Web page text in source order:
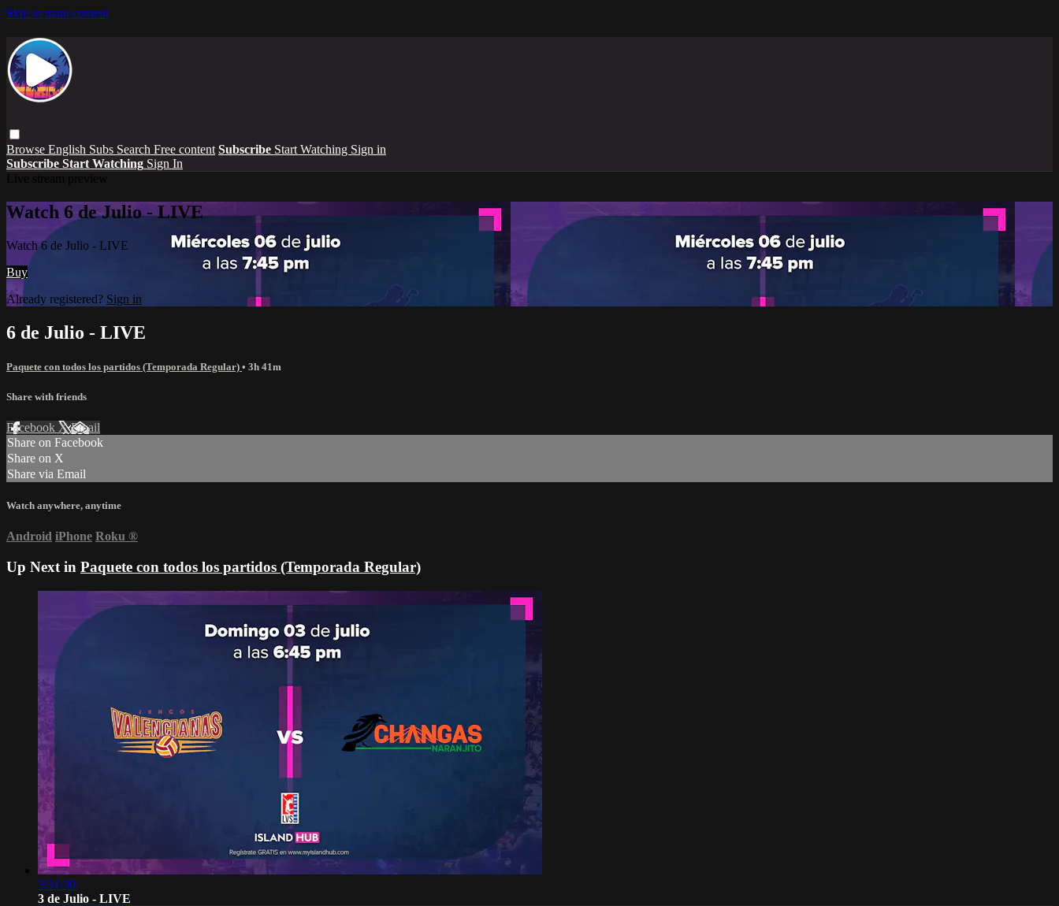
Skip to main content
Browse English Subs Search Free content Subscribe Start Watching Sign in
Subscribe Start Watching Sign In
Watch 6 de Julio - LIVE
Watch 6 de Julio - LIVE
Buy
Already registered? Sign in
6 de Julio - LIVE
Paquete con todos los partidos (Temporada Regular) • 3h 41m
Share with friends
Facebook XEmail
Share on Facebook
Share on X
Share via Email
Watch anywhere, anytime
Android iPhone Roku ®
Up Next in Paquete con todos los partidos (Temporada Regular)
3:31:30
3 de Julio - LIVE